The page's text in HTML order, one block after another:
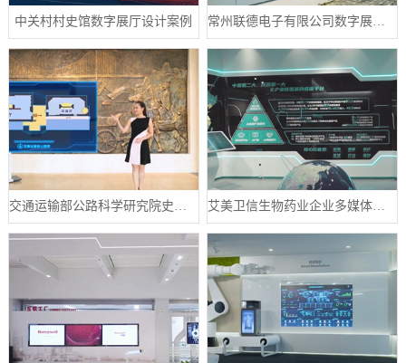
中关村村史馆数字展厅设计案例
交通运输部公路科学研究院史馆数字展厅案例 艾美卫信生物药业企业多媒体数字展厅案例